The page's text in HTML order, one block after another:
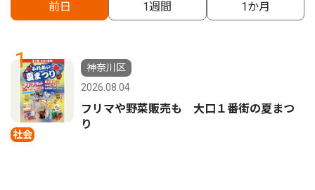
前日 1週間 1か月
1
社会
神奈川区
2026.08.04
フリマや野菜販売も 大口１番街の夏まつ
り